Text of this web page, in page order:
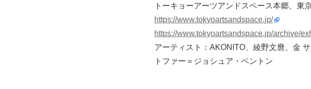
トーキョーアーツアンドスペース本郷、東
https://www.tokyoartsandspace.jp/
https://www.tokyoartsandspace.jp/archive/
アーティスト：AKONITO、綾野文麿、金
トファー＝ジョシュア・ベントン